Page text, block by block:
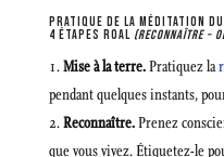
PRATIQUE DE LA MÉDITATION
4 ÉTAPES ROAL (RECONNAÎTRE –
Mise à la terre.Pratiquez la
pendant quelques instants,
Reconnaître.Prenez
que vous vivez. Étiquetez-le